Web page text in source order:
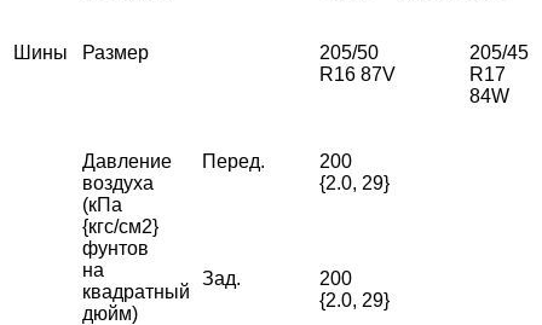
Шины Размер
205/50
R16 87V
205/45
R17
84W
Давление
воздуха
(кПа
{кгс/см2}
фунтов
на
квадратный
дюйм)
Перед.
200
{2.0, 29}
Зад.
200
{2.0, 29}